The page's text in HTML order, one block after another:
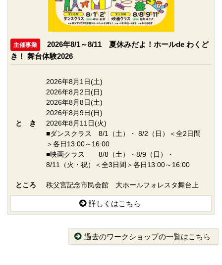
主催事業
2026年8/1～8/11 夏休みだよ！ホールde わくど
き！ 舞台体験2026
と き
2026年8月1日(土)
2026年8月2日(日)
2026年8月8日(土)
2026年8月9日(日)
2026年8月11日(火)
■ダンスクラス 8/1（土）・ 8/2（日）＜全2日間
＞各日13:00～16:00
■映画クラス 8/8（土）・8/9（日）・
8/11（火・祝）＜全3日間＞各日13:00～16:00
ところ 秩父宮記念市民会館 大ホールフォレスタ舞台上
詳しくはこちら
過去のワークショップの一覧はこちら